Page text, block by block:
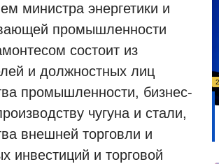
министра энергетики и
промышленности
состоит из
и должностных лиц
промышленности, бизнес-
чугуна и стали,
внешней торговли и
инвестиций и торговой